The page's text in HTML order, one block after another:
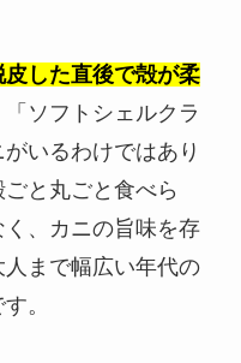
皮した直後で殻が柔
「ソフトシェルクラ
いるわけではあり
と丸ごと食べら
、カニの旨味を存
まで幅広い年代の
。